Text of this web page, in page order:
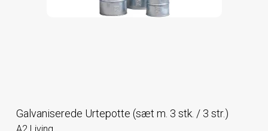
Galvaniserede Urtepotte (sæt m. 3 stk. / 3 str.)